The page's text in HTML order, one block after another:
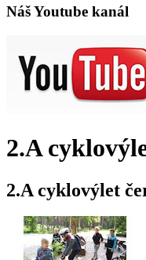
Náš Youtube kanál
2.A
2.A cyklovýlet